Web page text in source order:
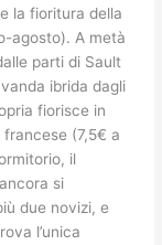
la fioritura della
agosto). A metà
parti di Sault
ibrida dagli
fiorisce in
francese (7,5€ a
il
si
due novizi, e
l’unica